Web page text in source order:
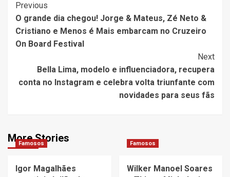
Post
Navigation
Previous
O grande dia chegou! Jorge & Mateus, Zé Neto &
Cristiano e Menos é Mais embarcam no Cruzeiro
On Board Festival
Next
Bella Lima, modelo e influenciadora, recupera
conta no Instagram e celebra volta triunfante com
novidades para seus fãs
More Stories
Famosos
Igor Magalhães
Famosos
Wilker Manoel Soares